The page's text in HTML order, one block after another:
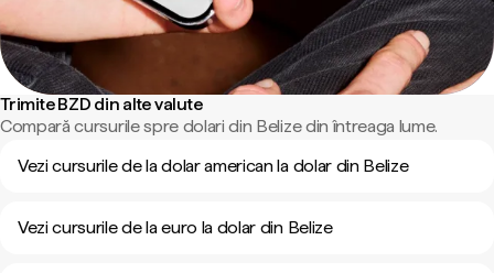
Trimite BZD din alte valute
Compară cursurile spre dolari din Belize din întreaga lume.
Vezi cursurile de la dolar american la dolar din Belize
Vezi cursurile de la euro la dolar din Belize